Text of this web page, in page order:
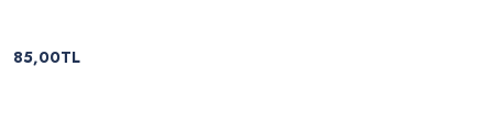
85,00TL